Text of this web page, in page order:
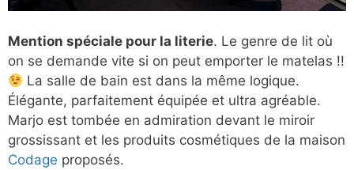
Mention spéciale pour la literie. Le genre de lit où
on se demande vite si on peut emporter le matelas !!
La salle de bain est dans la même logique.
Élégante, parfaitement équipée et ultra agréable.
Marjo est tombée en admiration devant le miroir
grossissant et les produits cosmétiques de la maison
Codage proposés.